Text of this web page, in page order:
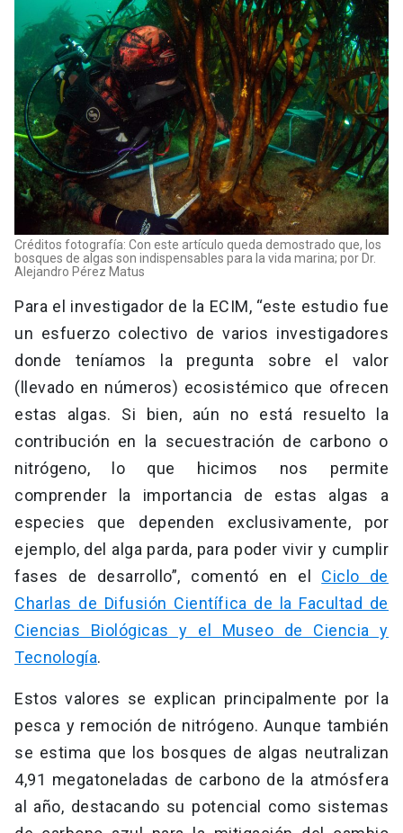
Créditos fotografía: Con este artículo queda demostrado que, los
bosques de algas son indispensables para la vida marina; por Dr.
Alejandro Pérez Matus
Para el investigador de la ECIM, “este estudio fue
un esfuerzo colectivo de varios investigadores
donde teníamos la pregunta sobre el valor
(llevado en números) ecosistémico que ofrecen
estas algas. Si bien, aún no está resuelto la
contribución en la secuestración de carbono o
nitrógeno, lo que hicimos nos permite
comprender la importancia de estas algas a
especies que dependen exclusivamente, por
ejemplo, del alga parda, para poder vivir y cumplir
fases de desarrollo”, comentó en el Ciclo de
Charlas de Difusión Científica de la Facultad de
Ciencias Biológicas y el Museo de Ciencia y
Tecnología.
Estos valores se explican principalmente por la
pesca y remoción de nitrógeno. Aunque también
se estima que los bosques de algas neutralizan
4,91 megatoneladas de carbono de la atmósfera
al año, destacando su potencial como sistemas